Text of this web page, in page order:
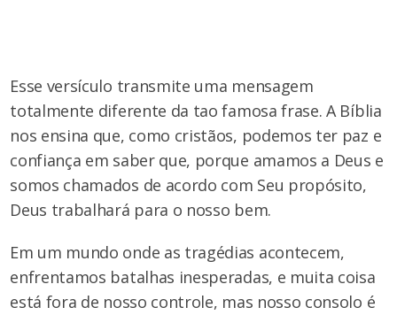
Esse versículo transmite uma mensagem
totalmente diferente da tao famosa frase. A Bíblia
nos ensina que, como cristãos, podemos ter paz e
confiança em saber que, porque amamos a Deus e
somos chamados de acordo com Seu propósito,
Deus trabalhará para o nosso bem.
Em um mundo onde as tragédias acontecem,
enfrentamos batalhas inesperadas, e muita coisa
está fora de nosso controle, mas nosso consolo é